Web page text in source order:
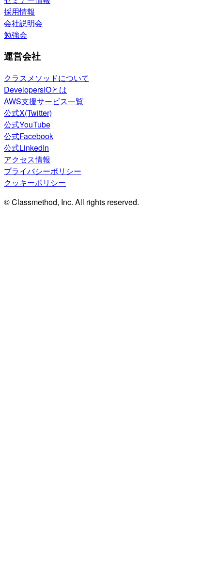
採用情報
会社説明会
勉強会
運営会社
クラスメソッドについて
DevelopersIOとは
AWS支援サービス一覧
公式X(Twitter)
公式YouTube
公式Facebook
公式LinkedIn
アクセス情報
プライバシーポリシー
クッキーポリシー
© Classmethod, Inc. All rights reserved.